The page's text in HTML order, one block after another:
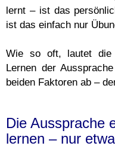
lernt – ist das
ist das einfach nur
Wie so oft, lautet die
Lernen der
beiden Faktoren ab –
Die Aussprache
lernen – nur